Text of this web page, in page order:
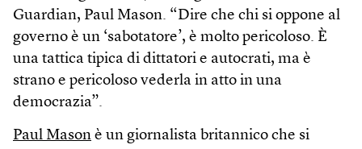
Guardian, Paul Mason. “Dire che chi si oppone al
governo è un ‘sabotatore’, è molto pericoloso. È
una tattica tipica di dittatori e autocrati, ma è
strano e pericoloso vederla in atto in una
democrazia”.
Paul Mason è un giornalista britannico che si